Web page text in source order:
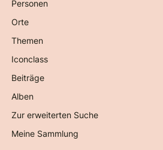
Personen
Orte
Themen
Iconclass
Beiträge
Alben
Zur erweiterten Suche
Meine Sammlung